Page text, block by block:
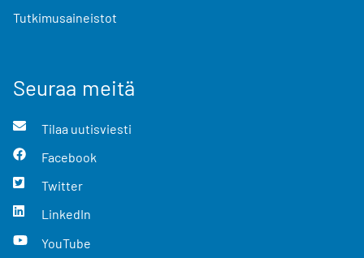
Tutkimusaineistot
Seuraa meitä
Tilaa uutisviesti
Facebook
Twitter
LinkedIn
YouTube